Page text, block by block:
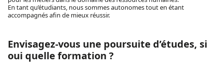
En tant qu’étudiants, nous sommes autonomes tout en étant
accompagnés afin de mieux réussir.
Envisagez-vous une poursuite d’études, si
oui quelle formation ?